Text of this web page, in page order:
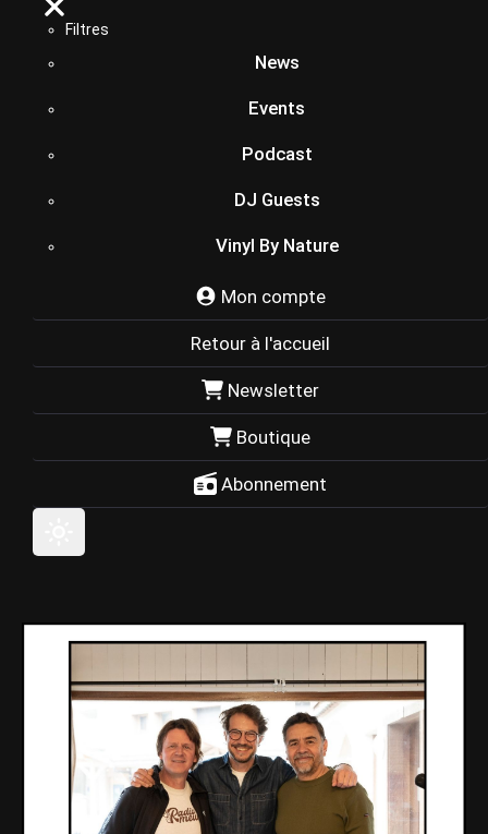
Filtres
News
Events
Podcast
DJ Guests
Vinyl By Nature
Mon compte
Retour à l'accueil
Newsletter
Boutique
Abonnement